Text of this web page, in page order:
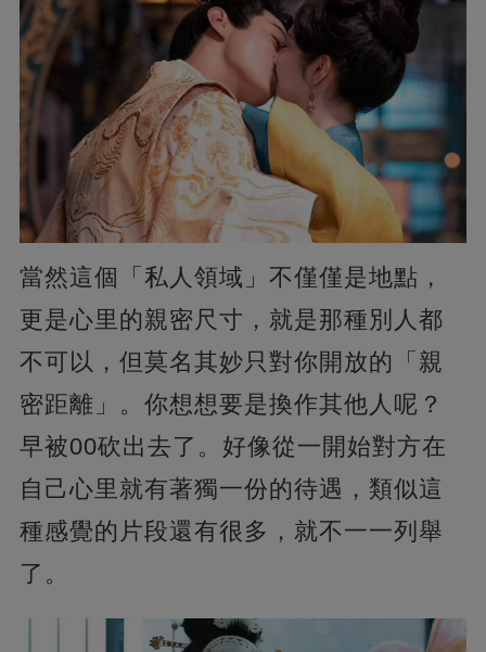
當然這個「私人領域」不僅僅是地點，
更是心里的親密尺寸，就是那種別人都
不可以，但莫名其妙只對你開放的「親
密距離」。你想想要是換作其他人呢？
早被00砍出去了。好像從一開始對方在
自己心里就有著獨一份的待遇，類似這
種感覺的片段還有很多，就不一一列舉
了。